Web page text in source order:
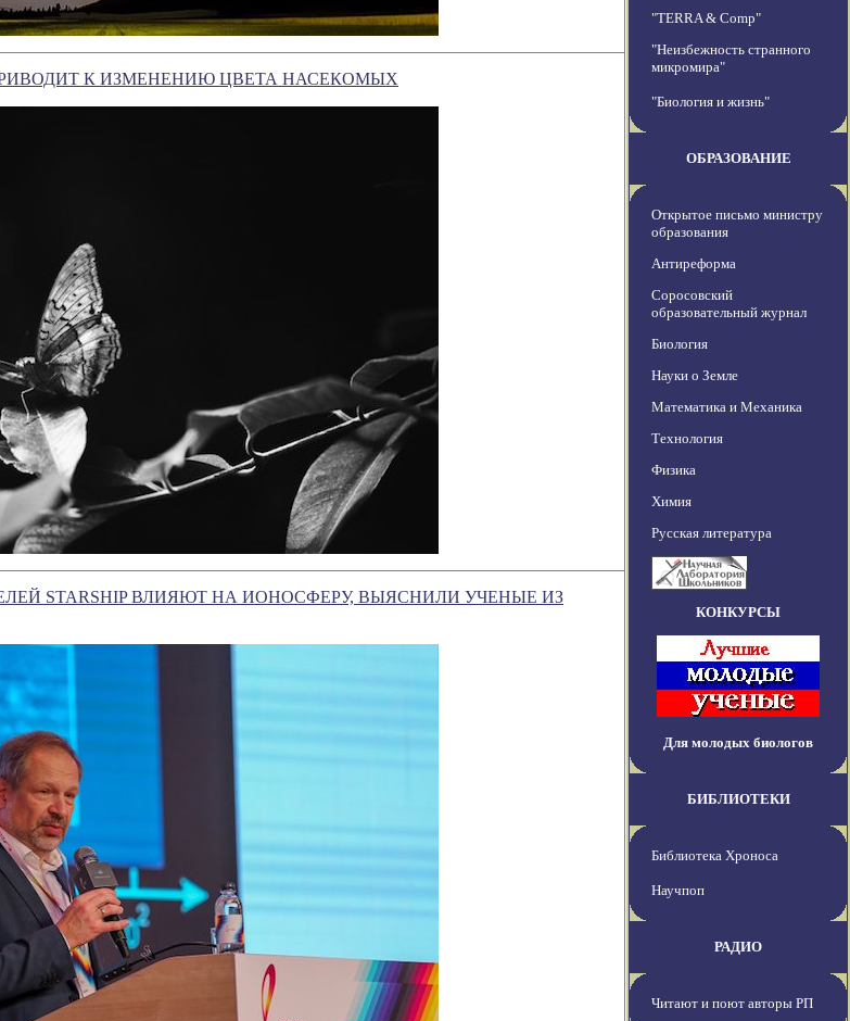
К ИЗМЕНЕНИЮ ЦВЕТА НАСЕКОМЫХ
STARSHIP ВЛИЯЮТ НА ИОНОСФЕРУ, ВЫЯСНИЛИ УЧЕНЫЕ ИЗ
"TERRA & Comp"
"Неизбежность странного
микромира"
"Биология и жизнь"
ОБРАЗОВАНИЕ
Открытое письмо министру
образования
Антиреформа
Соросовский
образовательный журнал
Биология
Науки о Земле
Математика и Механика
Технология
Физика
Химия
Русская литература
КОНКУРСЫ
Для молодых биологов
БИБЛИОТЕКИ
Библиотека Хроноса
Научпоп
РАДИО
Читают и поют авторы РП